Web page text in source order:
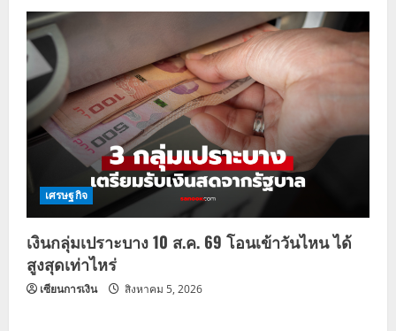
เศรษฐกิจ
เงินกลุ่มเปราะบาง 10 ส.ค. 69 โอนเข้าวันไหน ได้
สูงสุดเท่าไหร่
เซียนการเงิน สิงหาคม 5, 2026